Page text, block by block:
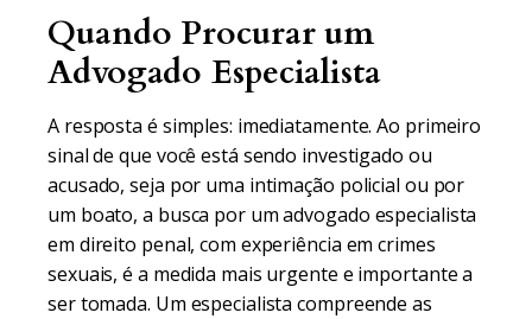
Quando Procurar um
Advogado Especialista
A resposta é simples: imediatamente. Ao primeiro
sinal de que você está sendo investigado ou
acusado, seja por uma intimação policial ou por
um boato, a busca por um advogado especialista
em direito penal, com experiência em crimes
sexuais, é a medida mais urgente e importante a
ser tomada. Um especialista compreende as